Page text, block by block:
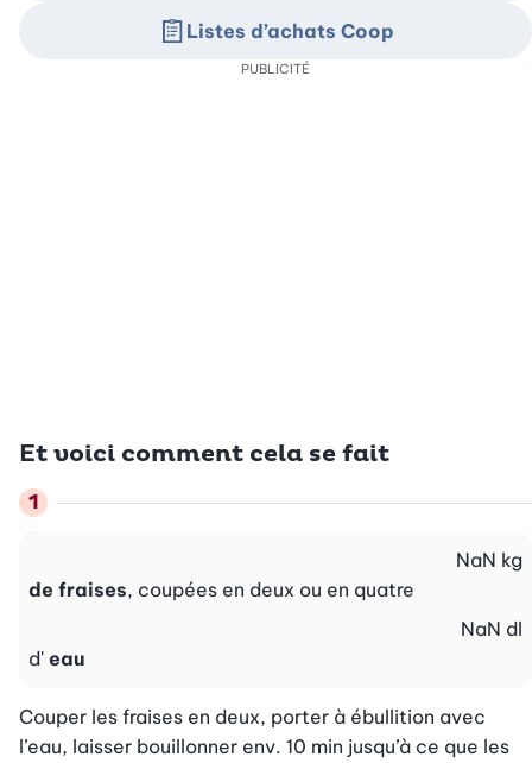
Et voici comment cela se fait
de fraises, coupées en deux ou en quatre
NaN kg
d' eau
NaN dl
Couper les fraises en deux, porter à ébullition avec
l’eau, laisser bouillonner env. 10 min jusqu’à ce que les
Listes d’achats Coop
PUBLICITÉ